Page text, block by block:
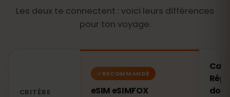
Les deux te connectent : voici leurs différences
pour ton voyage.
CRITÈRE
RECOMMANDÉ
eSIM eSIMFOX